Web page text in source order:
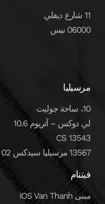
11 شارع ديفلي
06000 نيس
مرسيليا
10، ساحة جوليت
لي دوكس – آتريوم 10.6
CS 13543
13567 مرسيليا سيدكس 02
فيتنام
مبنى IOS Van Thanh